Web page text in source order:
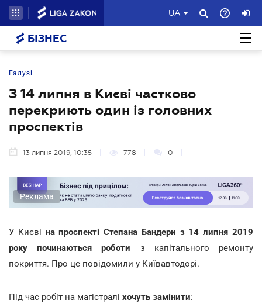
UA
БІЗНЕС
Галузі
З 14 липня в Києві частково
перекриють один із головних
проспектів
13 липня 2019, 10:35 778 0
Реклама
У Києві на проспекті Степана Бандери з 14 липня 2019
року починаються роботи з капітального ремонту
покриття. Про це повідомили у Київавтодорі.
Під час робіт на магістралі хочуть замінити: